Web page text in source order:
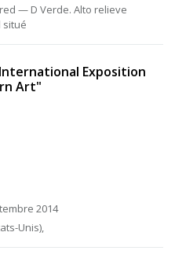
— D Verde. Alto relieve
situé
Exposition
Art"
2014
Unis),